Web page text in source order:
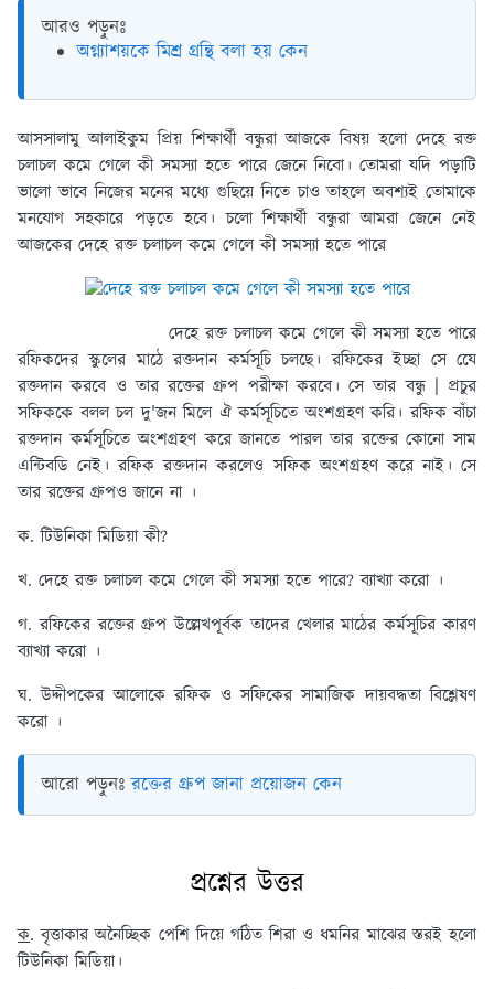
আরও পড়ুনঃ
অগ্ন্যাশয়কে মিশ্র গ্রন্থি বলা হয় কেন
আসসালামু আলাইকুম প্রিয় শিক্ষার্থী বন্ধুরা আজকে বিষয় হলো দেহে রক্ত
চলাচল কমে গেলে কী সমস্যা হতে পারে জেনে নিবো। তোমরা যদি পড়াটি
ভালো ভাবে নিজের মনের মধ্যে গুছিয়ে নিতে চাও তাহলে অবশ্যই তোমাকে
মনযোগ সহকারে পড়তে হবে। চলো শিক্ষার্থী বন্ধুরা আমরা জেনে নেই
আজকের দেহে রক্ত চলাচল কমে গেলে কী সমস্যা হতে পারে
দেহে রক্ত চলাচল কমে গেলে কী সমস্যা হতে পারে
রফিকদের স্কুলের মাঠে রক্তদান কর্মসূচি চলছে। রফিকের ইচ্ছা সে যেে
রক্তদান করবে ও তার রক্তের গ্রুপ পরীক্ষা করবে। সে তার বন্ধু | প্রচুর
সফিককে বলল চল দু'জন মিলে ঐ কর্মসূচিতে অংশগ্রহণ করি। রফিক বাঁচা
রক্তদান কর্মসূচিতে অংশগ্রহণ করে জানতে পারল তার রক্তের কোনো সাম
এন্টিবডি নেই। রফিক রক্তদান করলেও সফিক অংশগ্রহণ করে নাই। সে
তার রক্তের গ্রুপও জানে না ।
ক. টিউনিকা মিডিয়া কী?
খ. দেহে রক্ত চলাচল কমে গেলে কী সমস্যা হতে পারে? ব্যাখ্যা করো ।
গ. রফিকের রক্তের গ্রুপ উল্লেখপূর্বক তাদের খেলার মাঠের কর্মসূচির কারণ
ব্যাখ্যা করো ।
ঘ. উদ্দীপকের আলোকে রফিক ও সফিকের সামাজিক দায়বদ্ধতা বিশ্লেষণ
করো ।
আরো পড়ুনঃরক্তের গ্রুপ জানা প্রয়োজন কেন
প্রশ্নের উত্তর
ক. বৃত্তাকার অনৈচ্ছিক পেশি দিয়ে গঠিত শিরা ও ধমনির মাঝের স্তরই হলো
টিউনিকা মিডিয়া।